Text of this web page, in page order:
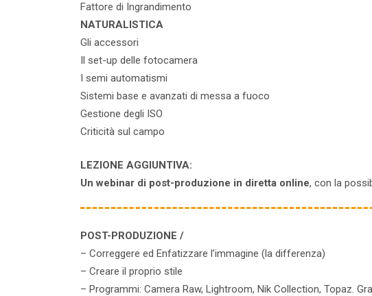
Fattore di Ingrandimento
NATURALISTICA
Gli accessori
Il set-up delle fotocamera
I semi automatismi
Sistemi base e avanzati di messa a fuoco
Gestione degli ISO
Criticità sul campo
LEZIONE AGGIUNTIVA:
Un webinar di post-produzione in diretta online, con la
POST-PRODUZIONE /
– Correggere ed Enfatizzare l’immagine (la differenza)
– Creare il proprio stile
– Programmi: Camera Raw, Lightroom, Nik Collection, Topaz.